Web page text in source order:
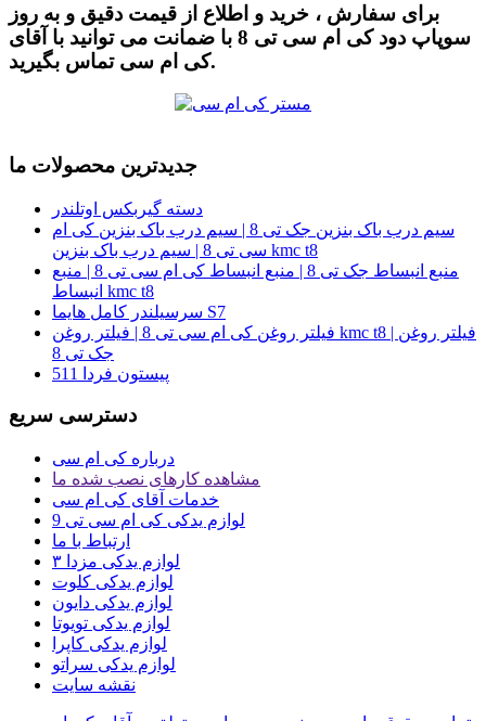
برای سفارش ، خرید و اطلاع از قیمت دقیق و به روز
سوپاپ دود کی ام سی تی 8 با ضمانت می توانید با آقای
کی ام سی تماس بگیرید.
جدیدترین محصولات ما
دسته گیربکس اوتلندر
سیم درب باک بنزین جک تی 8 | سیم درب باک بنزین کی ام
سی تی 8 | سیم درب باک بنزین kmc t8
منبع انبساط جک تی 8 | منبع انبساط کی ام سی تی 8 | منبع
انبساط kmc t8
سرسیلندر کامل هایما S7
فیلتر روغن کی ام سی تی 8 | فیلتر روغن kmc t8 | فیلتر روغن
جک تی 8
پیستون فردا 511
دسترسی سریع
درباره کی ام سی
مشاهده کارهای نصب شده ما
خدمات آقای کی ام سی
لوازم یدکی کی ام سی تی 9
ارتباط با ما
لوازم یدکی مزدا ۳
لوازم یدکی کلوت
لوازم یدکی دایون
لوازم یدکی تویوتا
لوازم یدکی کاپرا
لوازم یدکی سراتو
نقشه سایت